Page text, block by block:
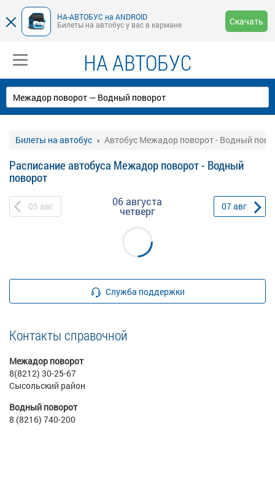
НА-АВТОБУС на ANDROID
Билеты на автобус у вас в кармане
Скачать
НА АВТОБУС
Билеты на автобус Автобус Межадор поворот - Водный
Расписание автобуса Межадор поворот - Водный
поворот
05 авг 06 августа
четверг 07авг
Служба поддержки
Контакты справочной
Межадор поворот
8(8212) 30-25-67
Сысольский район
Водный поворот
8 (8216) 740-200